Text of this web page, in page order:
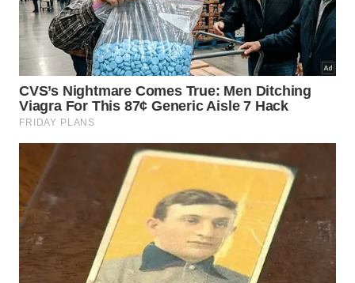
para aves?
Pequenas mudanças no quintal ajudam bastante a
criar um espaço mais acolhedor para pássaros.
Além de tornar o ambiente bonito, essas
adaptações contribuem para oequilíbrio naturale
aumentam a presença de diferentes espécies no
local.
Para quem ama essa estética cheia de vida e quer
transformar o próprio cantinho em um refúgio da
natureza – de um jeito bem artesanal e acessível –,
vale a pena buscar inspirações que combinem com
a energia da nossa casa. No vídeo a seguir, a
@ VidanoJardim
compartilha dicas preciosas e até